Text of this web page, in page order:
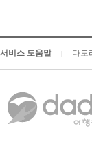
서비스 도움말 다도